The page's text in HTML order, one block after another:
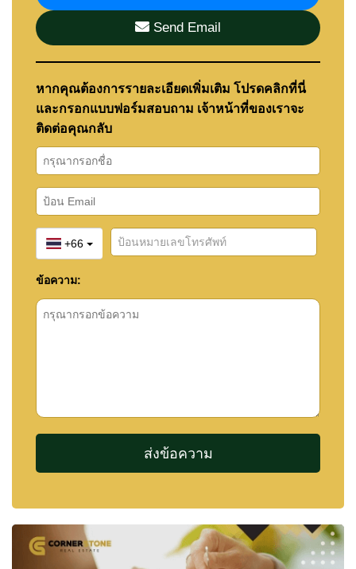
ด้วยจำนวนบ้านเพียง 14 หลัง Amarin House 2 จึง
มอบความรู้สึกของชุมชนคุณภาพ การจราจรภายใน
โครงการที่น้อยกว่า และความเป็นส่วนตัวที่เจ้าของ
บ้านจำนวนมากกำลังมองหา
บ้านทุกหลังได้รับการออกแบบให้มีพื้นที่เปิดโล่ง รับ
แสงธรรมชาติ และเชื่อมต่อพื้นที่ภายในกับพื้นที่
ภายนอกได้อย่างลงตัว สระว่ายน้ำส่วนตัวกลายเป็น
ส่วนหนึ่งของพื้นที่ใช้ชีวิตประจำวัน เหมาะทั้งสำหรับ
การพักผ่อน การใช้เวลาร่วมกับครอบครัว และการ
ต้อนรับแขกในบรรยากาศที่ผ่อนคลาย
พื้นที่ดินที่กว้างขวางยังช่วยเพิ่มพื้นที่สวน สนามเด็ก
เล่น หรือพื้นที่สำหรับสัตว์เลี้ยง ซึ่งเป็นสิ่งที่หลาย
ครอบครัวให้ความสำคัญเมื่อย้ายออกจาก
คอนโดมิเนียมหรือบ้านในเมืองใหญ่
การเลือกบ้านสักหลังไม่ใช่เพียงการเลือกตัวอาคาร
แต่คือการเลือกสถานที่ที่จะใช้ชีวิตในทุก ๆ วัน
สำหรับหลายครอบครัว สิ่งสำคัญไม่ได้มีเพียงขนาด
การเดินทาง การศึกษา และคุณภาพชีวิตโดยรวมใน
ระยะยาว
Amarin House 2 Pool Villas ได้รับความสนใจจากผู้
Send Email
หากคุณต้องการรายละเอียดเพิ่มเติม โปรดคลิกที่นี่
และกรอกแบบฟอร์มสอบถาม เจ้าหน้าที่ของเราจะ
ติดต่อคุณกลับ
+66
ข้อความ: